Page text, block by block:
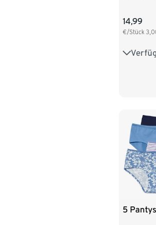
14,99
€/Stück
S 36/38
5 Pantys